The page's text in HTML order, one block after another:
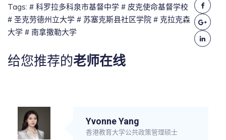
Tags: # 科罗拉多科泉市基督中学 # 皮克使命基督学校
# 圣克劳德州立大学 # 苏塞克斯县社区学院 # 克拉克森
大学 # 南拿撒勒大学
给您推荐的老师在线
Yvonne Yang
香港教育大学公共政策管理硕士